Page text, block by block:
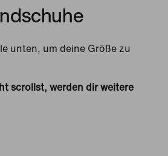
unten, um deine Größe zu
scrollst, werden dir weitere